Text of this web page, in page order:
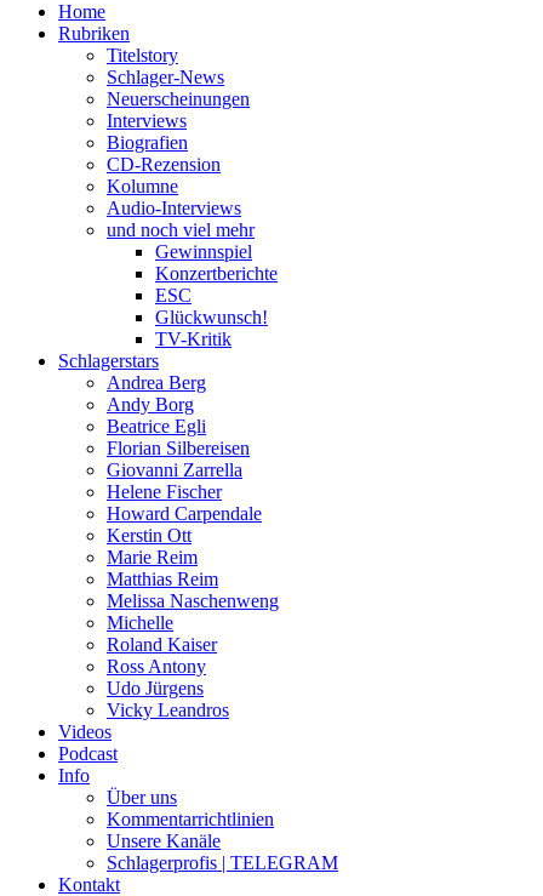
Home
Rubriken
Titelstory
Schlager-News
Neuerscheinungen
Interviews
Biografien
CD-Rezension
Kolumne
Audio-Interviews
und noch viel mehr
Gewinnspiel
Konzertberichte
ESC
Glückwunsch!
TV-Kritik
Schlagerstars
Andrea Berg
Andy Borg
Beatrice Egli
Florian Silbereisen
Giovanni Zarrella
Helene Fischer
Howard Carpendale
Kerstin Ott
Marie Reim
Matthias Reim
Melissa Naschenweng
Michelle
Roland Kaiser
Ross Antony
Udo Jürgens
Vicky Leandros
Videos
Podcast
Info
Über uns
Kommentarrichtlinien
Unsere Kanäle
Schlagerprofis | TELEGRAM
Kontakt